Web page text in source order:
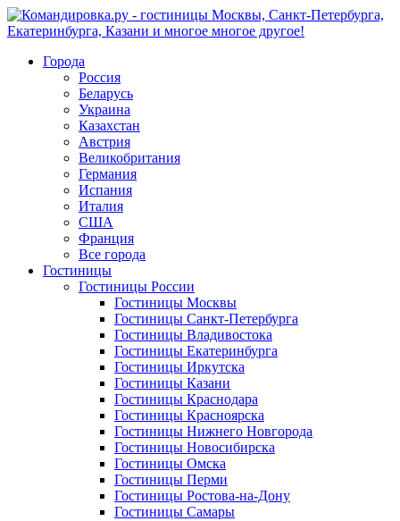
Города
Россия
Беларусь
Украина
Казахстан
Австрия
Великобритания
Германия
Испания
Италия
США
Франция
Все города
Гостиницы
Гостиницы России
Гостиницы Mосквы
Гостиницы Санкт-Петербурга
Гостиницы Владивостока
Гостиницы Екатеринбурга
Гостиницы Иркутска
Гостиницы Казани
Гостиницы Краснодара
Гостиницы Красноярска
Гостиницы Нижнего Новгорода
Гостиницы Новосибирска
Гостиницы Омска
Гостиницы Перми
Гостиницы Ростова-на-Дону
Гостиницы Самары